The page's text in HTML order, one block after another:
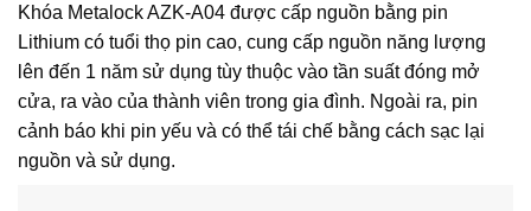
Khóa Metalock AZK-A04 được cấp nguồn bằng pin
Lithium có tuổi thọ pin cao, cung cấp nguồn năng lượng
lên đến 1 năm sử dụng tùy thuộc vào tần suất đóng mở
cửa, ra vào của thành viên trong gia đình. Ngoài ra, pin
cảnh báo khi pin yếu và có thể tái chế bằng cách sạc lại
nguồn và sử dụng.